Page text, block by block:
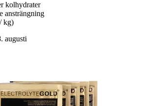
kolhydrater
ansträngning
kg)
augusti